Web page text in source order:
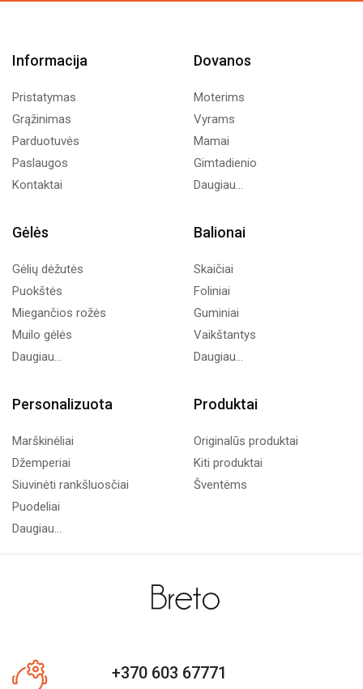
Informacija
Pristatymas
Grąžinimas
Parduotuvės
Paslaugos
Kontaktai
Dovanos
Moterims
Vyrams
Mamai
Gimtadienio
Daugiau...
Gėlės
Gėlių dėžutės
Puokštės
Miegančios rožės
Muilo gėlės
Daugiau...
Balionai
Skaičiai
Foliniai
Guminiai
Vaikštantys
Daugiau...
Personalizuota
Marškinėliai
Džemperiai
Siuvinėti rankšluosčiai
Puodeliai
Daugiau...
Produktai
Originalūs produktai
Kiti produktai
Šventėms
+370 603 67771